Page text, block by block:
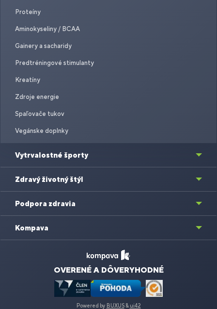
Proteíny
Aminokyseliny / BCAA
Gainery a sacharidy
Predtréningové stimulanty
Kreatíny
Zdroje energie
Spaľovače tukov
Vegánske doplnky
Vytrvalostné športy
Zdravý životný štýl
Podpora zdravia
Kompava
OVERENÉ A DÔVERYHODNÉ
Powered by BUXUS& ui42